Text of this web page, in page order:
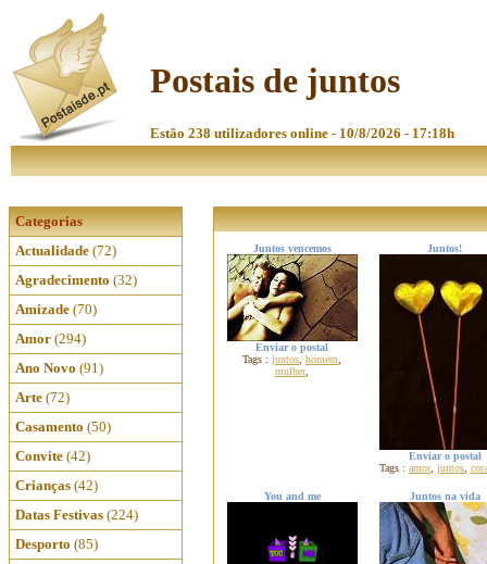
Postais de juntos
Estão 238 utilizadores online - 10/8/2026 - 17:18h
Categorias
Actualidade (72)
Agradecimento (32)
Amizade (70)
Amor (294)
Ano Novo (91)
Arte (72)
Casamento (50)
Convite (42)
Crianças (42)
Datas Festivas (224)
Desporto (85)
Juntos vencemos
Enviar o postal
Tags : juntos homem
mulher,
Juntos!
Enviar o postal
Tags : amor, juntos
You and me Juntos na vida